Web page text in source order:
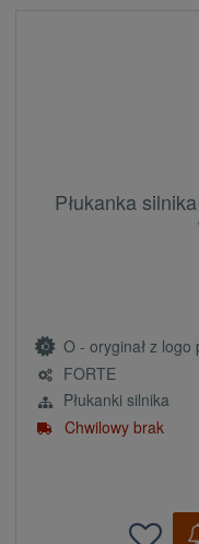
Płukanka
O - oryginał z
FORTE
Płukanki silnika
Chwilowy brak